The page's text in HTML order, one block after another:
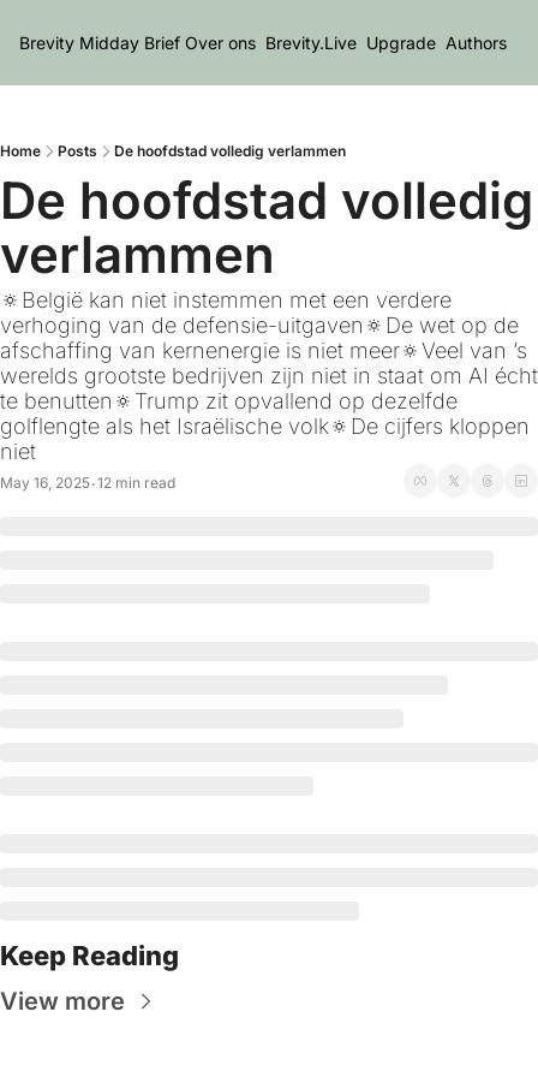
Brevity Midday Brief Over ons Brevity.Live Upgrade Authors
Home Posts De hoofdstad volledig verlammen
De hoofdstad volledig
verlammen
🔅België kan niet instemmen met een verdere
verhoging van de defensie-uitgaven🔅De wet op de
afschaffing van kernenergie is niet meer🔅Veel van ’s
werelds grootste bedrijven zijn niet in staat om AI écht
te benutten🔅Trump zit opvallend op dezelfde
golflengte als het Israëlische volk🔅De cijfers kloppen
niet
May 16, 2025•12 min read
Keep Reading
View more